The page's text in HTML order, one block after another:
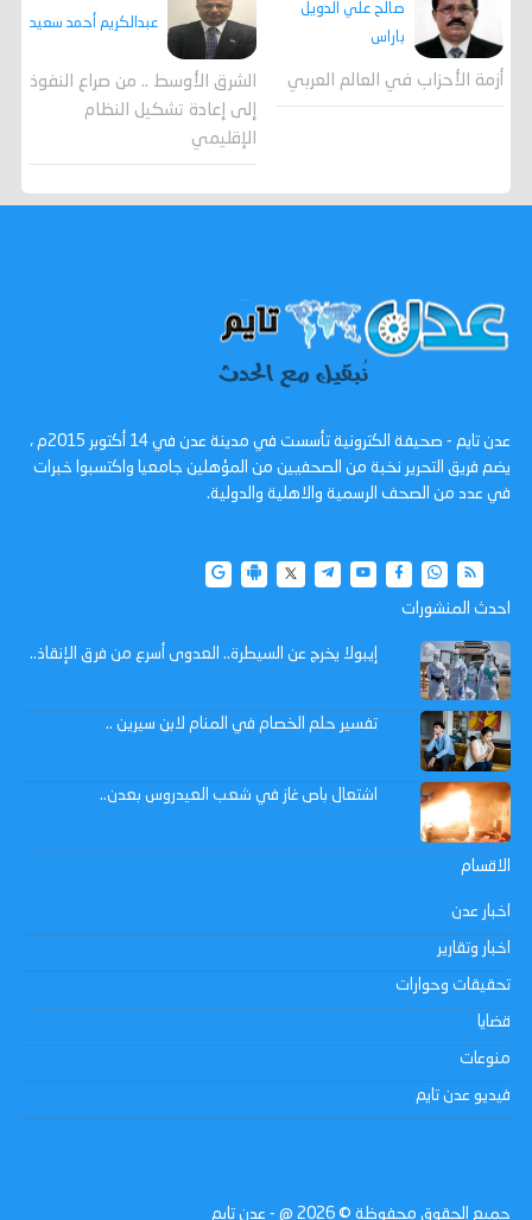
صالح علي الدويل
باراس
أزمة الأحزاب في العالم العربي
عبدالكريم أحمد سعيد
الشرق الأوسط .. من صراع النفوذ
إلى إعادة تشكيل النظام
الإقليمي
عدن تايم - صحيفة الكترونية تأسست في مدينة عدن في 14 أكتوبر 2015م ،
يضم فريق التحرير نخبة من الصحفيين من المؤهلين جامعيا واكتسبوا خبرات
في عدد من الصحف الرسمية والاهلية والدولية.
احدث المنشورات
إيبولا يخرج عن السيطرة.. العدوى أسرع من فرق الإنقاذ..
تفسير حلم الخصام في المنام لابن سيرين ..
اشتعال باص غاز في شعب العيدروس بعدن..
الاقسام
اخبار عدن
اخبار وتقارير
تحقيقات وحوارات
قضايا
منوعات
فيديو عدن تايم
جميع الحقوق محفوظة © 2026 @ - عدن تايم